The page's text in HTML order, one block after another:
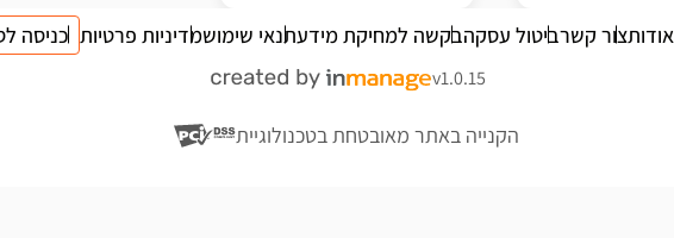
אודותצור קשרביטול עסקהבקשה למחיקת מידעתנאי שימושמדיניות פרטיות כניסה
v1.0.15
הקנייה באתר מאובטחת בטכנולוגיית